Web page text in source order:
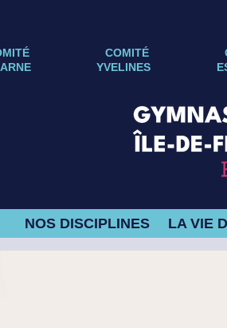
COMITÉ
YVELINES
NOS DISCIPLINES LA VIE